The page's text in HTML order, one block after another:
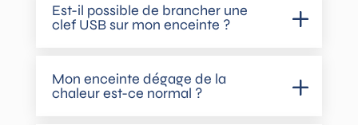
Est-il possible de brancher une
clef USB sur mon enceinte ?
Mon enceinte dégage de la
chaleur est-ce normal ?